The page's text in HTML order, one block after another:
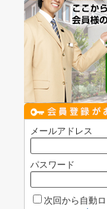
メールアドレス
パスワード
次回から自動